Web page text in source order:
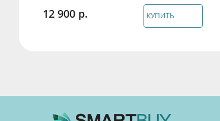
12 900 КУПИТЬ